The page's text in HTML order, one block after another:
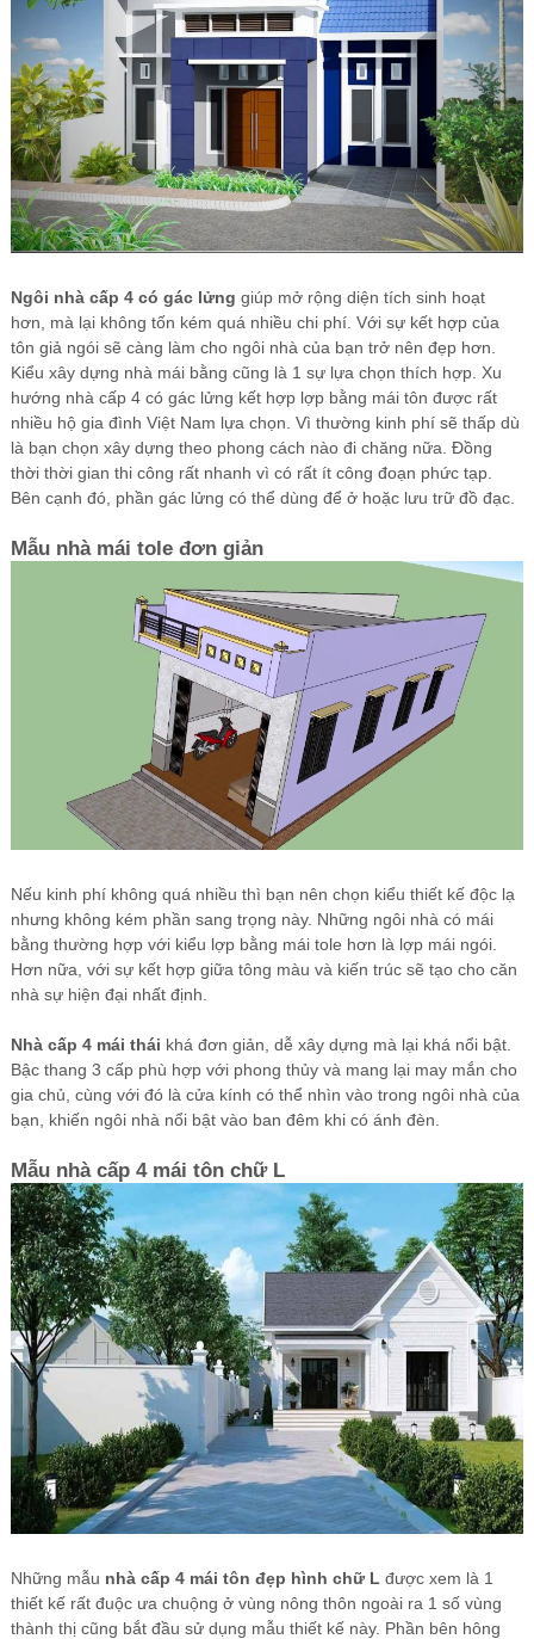
Ngôi nhà cấp 4 có gác lửng giúp mở rộng diện tích sinh hoạt
hơn, mà lại không tốn kém quá nhiều chi phí. Với sự kết hợp của
tôn giả ngói sẽ càng làm cho ngôi nhà của bạn trở nên đẹp hơn.
Kiểu xây dựng nhà mái bằng cũng là 1 sự lựa chọn thích hợp. Xu
hướng nhà cấp 4 có gác lửng kết hợp lợp bằng mái tôn được rất
nhiều hộ gia đình Việt Nam lựa chọn. Vì thường kinh phí sẽ thấp dù
là bạn chọn xây dựng theo phong cách nào đi chăng nữa. Đồng
thời thời gian thi công rất nhanh vì có rất ít công đoạn phức tạp.
Bên cạnh đó, phần gác lửng có thể dùng để ở hoặc lưu trữ đồ đạc.
Mẫu nhà mái tole đơn giản
Nếu kinh phí không quá nhiều thì bạn nên chọn kiểu thiết kế độc lạ
nhưng không kém phần sang trọng này. Những ngôi nhà có mái
bằng thường hợp với kiểu lợp bằng mái tole hơn là lợp mái ngói.
Hơn nữa, với sự kết hợp giữa tông màu và kiến trúc sẽ tạo cho căn
nhà sự hiện đại nhất định.
Nhà cấp 4 mái thái khá đơn giản, dễ xây dựng mà lại khá nổi bật.
Bậc thang 3 cấp phù hợp với phong thủy và mang lại may mắn cho
gia chủ, cùng với đó là cửa kính có thể nhìn vào trong ngôi nhà của
bạn, khiến ngôi nhà nổi bật vào ban đêm khi có ánh đèn.
Mẫu nhà cấp 4 mái tôn chữ L
Những mẫu nhà cấp 4 mái tôn đẹp hình chữ L được xem là 1
thiết kế rất đuộc ưa chuộng ở vùng nông thôn ngoài ra 1 số vùng
thành thị cũng bắt đầu sử dụng mẫu thiết kế này. Phần bên hông